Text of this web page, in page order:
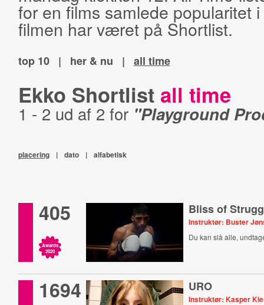
for en films samlede popularitet
filmen har været på Shortlist.
top 10 | her & nu | all time
Ekko Shortlist all time
1 - 2 ud af 2 for "Playground
placering | dato | alfabetisk
405
Awards
2020
Bliss of
Instruktør: Buster
Du kan slå alle,
1694 URO
Instruktør: Kasper